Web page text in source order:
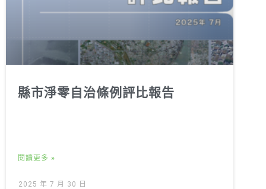
縣市淨零自治條例評比報告
閱讀更多 »
2025 年 7 月 30 日